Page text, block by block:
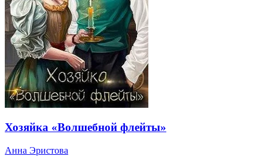
Хозяйка «Волшебной флейты»
Анна Эристова